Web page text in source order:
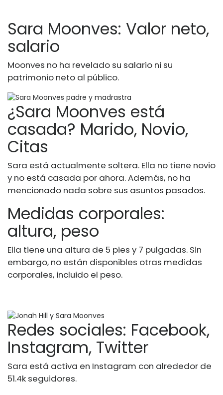
Sara Moonves: Valor neto,
salario
Moonves no ha revelado su salario ni su
patrimonio neto al público.
¿Sara Moonves está
casada? Marido, Novio,
Citas
Sara está actualmente soltera. Ella no tiene novio
y no está casada por ahora. Además, no ha
mencionado nada sobre sus asuntos pasados.
Medidas corporales:
altura, peso
Ella tiene una altura de 5 pies y 7 pulgadas. Sin
embargo, no están disponibles otras medidas
corporales, incluido el peso.
Redes sociales: Facebook,
Instagram, Twitter
Sara está activa en Instagram con alrededor de
51.4k seguidores.